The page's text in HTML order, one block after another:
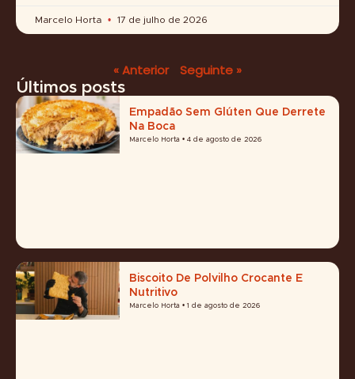
Marcelo Horta 17 de julho de 2026
« Anterior
Seguinte »
Últimos posts
Empadão Sem Glúten Que Derrete
Na Boca
Marcelo Horta 4 de agosto de 2026
Biscoito De Polvilho Crocante E
Nutritivo
Marcelo Horta 1 de agosto de 2026